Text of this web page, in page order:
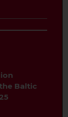
Baltic